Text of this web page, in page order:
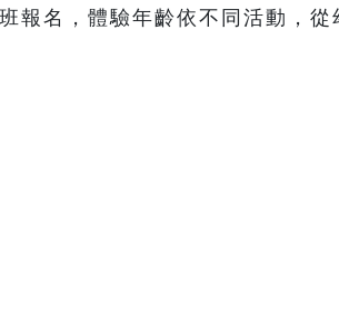
報名，體驗年齡依不同活動，